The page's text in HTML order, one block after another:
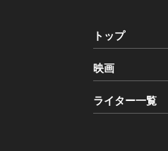
トップ
映画
ライター一覧